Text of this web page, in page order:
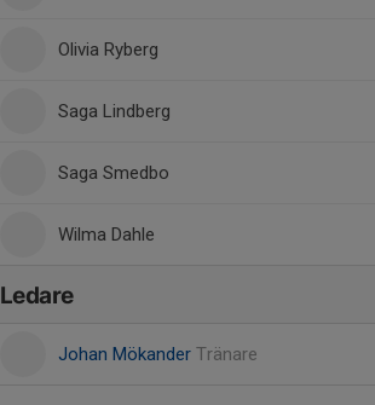
Olivia Ryberg
Saga Lindberg
Saga Smedbo
Wilma Dahle
Ledare
Johan Mökander Tränare